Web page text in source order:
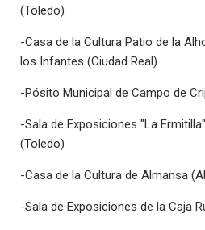
(Toledo)
-Casa de la Cultura Patio de la
los Infantes (Ciudad Real)
-Pósito Municipal de Campo de
-Sala de Exposiciones "La
(Toledo)
-Casa de la Cultura de Almansa
-Sala de Exposiciones de la Caja